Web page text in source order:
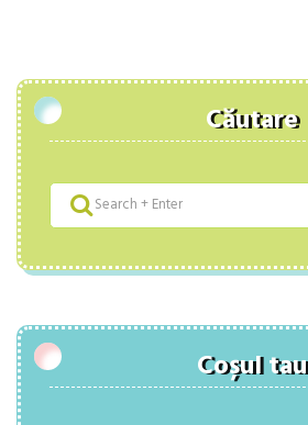
Căutare
Coșul tau